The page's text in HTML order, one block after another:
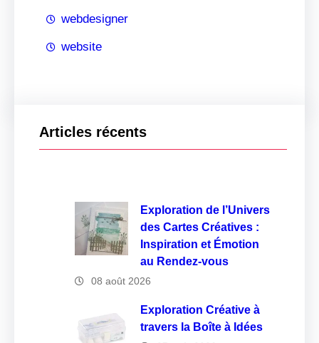
webdesigner
website
Articles récents
Exploration de l’Univers
des Cartes Créatives :
Inspiration et Émotion
au Rendez-vous
08 août 2026
Exploration Créative à
travers la Boîte à Idées